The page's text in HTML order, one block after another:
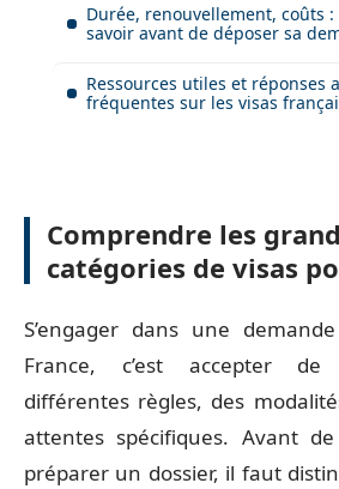
Durée, renouvellement, coûts :
savoir avant de déposer sa
Ressources utiles et réponses
fréquentes sur les visas
Comprendre les
catégories de visas
S’engager dans une
France, c’est accepter
différentes règles, des
attentes spécifiques. Avant
préparer un dossier, il faut